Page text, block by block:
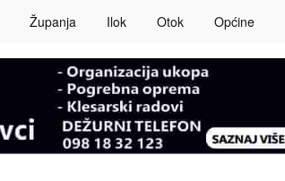
Županja Ilok Otok Općine